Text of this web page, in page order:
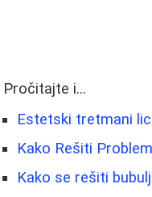
Pročitajte i...
Estetski tretmani
Kako Rešiti
Kako se rešiti